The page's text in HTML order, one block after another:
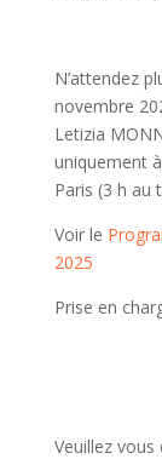
N’attendez
novembre
Letizia
uniquement
Paris (3 h au
Voir le
2025
Prise en
Veuillez